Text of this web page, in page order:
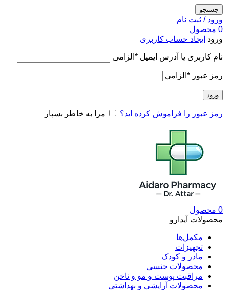
جستجو
ورود / ثبت نام
0 محصول
ورود ایجاد حساب کاربری
نام کاربری یا آدرس ایمیل * الزامی
رمز عبور * الزامی
ورود
رمز عبور را فراموش کرده اید؟ مرا به خاطر بسپار
0 محصول
محصولات آیدارو
مکمل‌ها
تجهیزات
مادر و کودک
محصولات جنسی
مراقبت پوست و مو و ناخن
محصولات آرایشی و بهداشتی